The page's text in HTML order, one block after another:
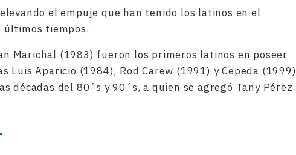
el empuje que han tenido los latinos en el
últimos tiempos.
Marichal (1983) fueron los primeros latinos en poseer
Luis Aparicio (1984), Rod Carew (1991) y Cepeda (1999)
décadas del 80´s y 90´s, a quien se agregó Tany Pérez